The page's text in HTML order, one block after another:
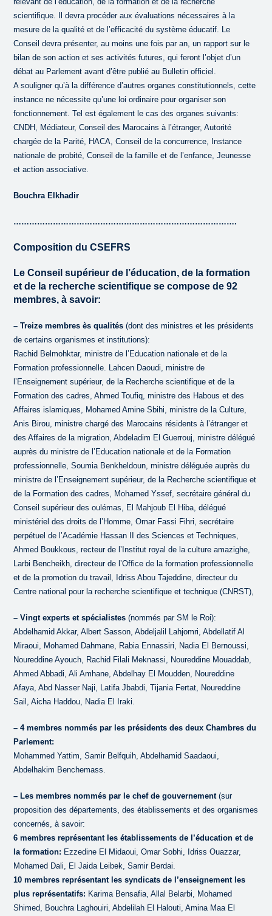
scientifique. Il devra procéder aux évaluations nécessaires à la
mesure de la qualité et de l’efficacité du système éducatif. Le
Conseil devra présenter, au moins une fois par an, un rapport sur le
bilan de son action et ses activités futures, qui feront l’objet d’un
débat au Parlement avant d’être publié au Bulletin officiel.
A souligner qu’à la différence d’autres organes constitutionnels, cette
instance ne nécessite qu’une loi ordinaire pour organiser son
fonctionnement. Tel est également le cas des organes suivants:
CNDH, Médiateur, Conseil des Marocains à l’étranger, Autorité
chargée de la Parité, HACA, Conseil de la concurrence, Instance
nationale de probité, Conseil de la famille et de l’enfance, Jeunesse
et action associative.
Bouchra Elkhadir
………………………………………………………………………….
Composition du CSEFRS
Le Conseil supérieur de l’éducation, de la formation
et de la recherche scientifique se compose de 92
membres, à savoir:
– Treize membres ès qualités (dont des ministres et les présidents
de certains organismes et institutions):
Rachid Belmohktar, ministre de l’Education nationale et de la
Formation professionnelle. Lahcen Daoudi, ministre de
l’Enseignement supérieur, de la Recherche scientifique et de la
Formation des cadres, Ahmed Toufiq, ministre des Habous et des
Affaires islamiques, Mohamed Amine Sbihi, ministre de la Culture,
Anis Birou, ministre chargé des Marocains résidents à l’étranger et
des Affaires de la migration, Abdeladim El Guerrouj, ministre délégué
auprès du ministre de l’Education nationale et de la Formation
professionnelle, Soumia Benkheldoun, ministre déléguée auprès du
ministre de l’Enseignement supérieur, de la Recherche scientifique et
de la Formation des cadres, Mohamed Yssef, secrétaire général du
Conseil supérieur des oulémas, El Mahjoub El Hiba, délégué
ministériel des droits de l’Homme, Omar Fassi Fihri, secrétaire
perpétuel de l’Académie Hassan II des Sciences et Techniques,
Ahmed Boukkous, recteur de l’Institut royal de la culture amazighe,
Larbi Bencheikh, directeur de l’Office de la formation professionnelle
et de la promotion du travail, Idriss Abou Tajeddine, directeur du
Centre national pour la recherche scientifique et technique (CNRST),
– Vingt experts et spécialistes (nommés par SM le Roi):
Abdelhamid Akkar, Albert Sasson, Abdeljalil Lahjomri, Abdellatif Al
Miraoui, Mohamed Dahmane, Rabia Ennassiri, Nadia El Bernoussi,
Noureddine Ayouch, Rachid Filali Meknassi, Noureddine Mouaddab,
Ahmed Abbadi, Ali Amhane, Abdelhay El Moudden, Noureddine
Afaya, Abd Nasser Naji, Latifa Jbabdi, Tijania Fertat, Noureddine
Sail, Aicha Haddou, Nadia El Iraki.
– 4 membres nommés par les présidents des deux Chambres du
Parlement:
Mohammed Yattim, Samir Belfquih, Abdelhamid Saadaoui,
Abdelhakim Benchemass.
– Les membres nommés par le chef de gouvernement (sur
proposition des départements, des établissements et des organismes
concernés, à savoir:
6 membres représentant les établissements de l’éducation et de
la formation: Ezzedine El Midaoui, Omar Sobhi, Idriss Ouazzar,
Mohamed Dali, El Jaida Leibek, Samir Berdai.
10 membres représentant les syndicats de l’enseignement les
plus représentatifs: Karima Bensafia, Allal Belarbi, Mohamed
Shimed, Bouchra Laghouiri, Abdelilah El Halouti, Amina Maa El